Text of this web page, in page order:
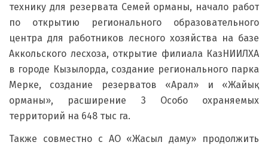
технику для резервата Семей орманы, начало работ
по открытию регионального образовательного
центра для работников лесного хозяйства на базе
Аккольского лесхоза, открытие филиала КазНИИЛХА
в городе Кызылорда, создание регионального парка
Мерке, создание резерватов «Арал» и «Жайық
орманы», расширение 3 Особо охраняемых
территорий на 648 тыс га.
Также совместно с АО «Жасыл даму» продолжить